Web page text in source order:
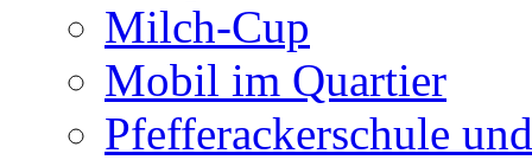
Milch-Cup
Mobil im Quartier
Pfefferackerschule